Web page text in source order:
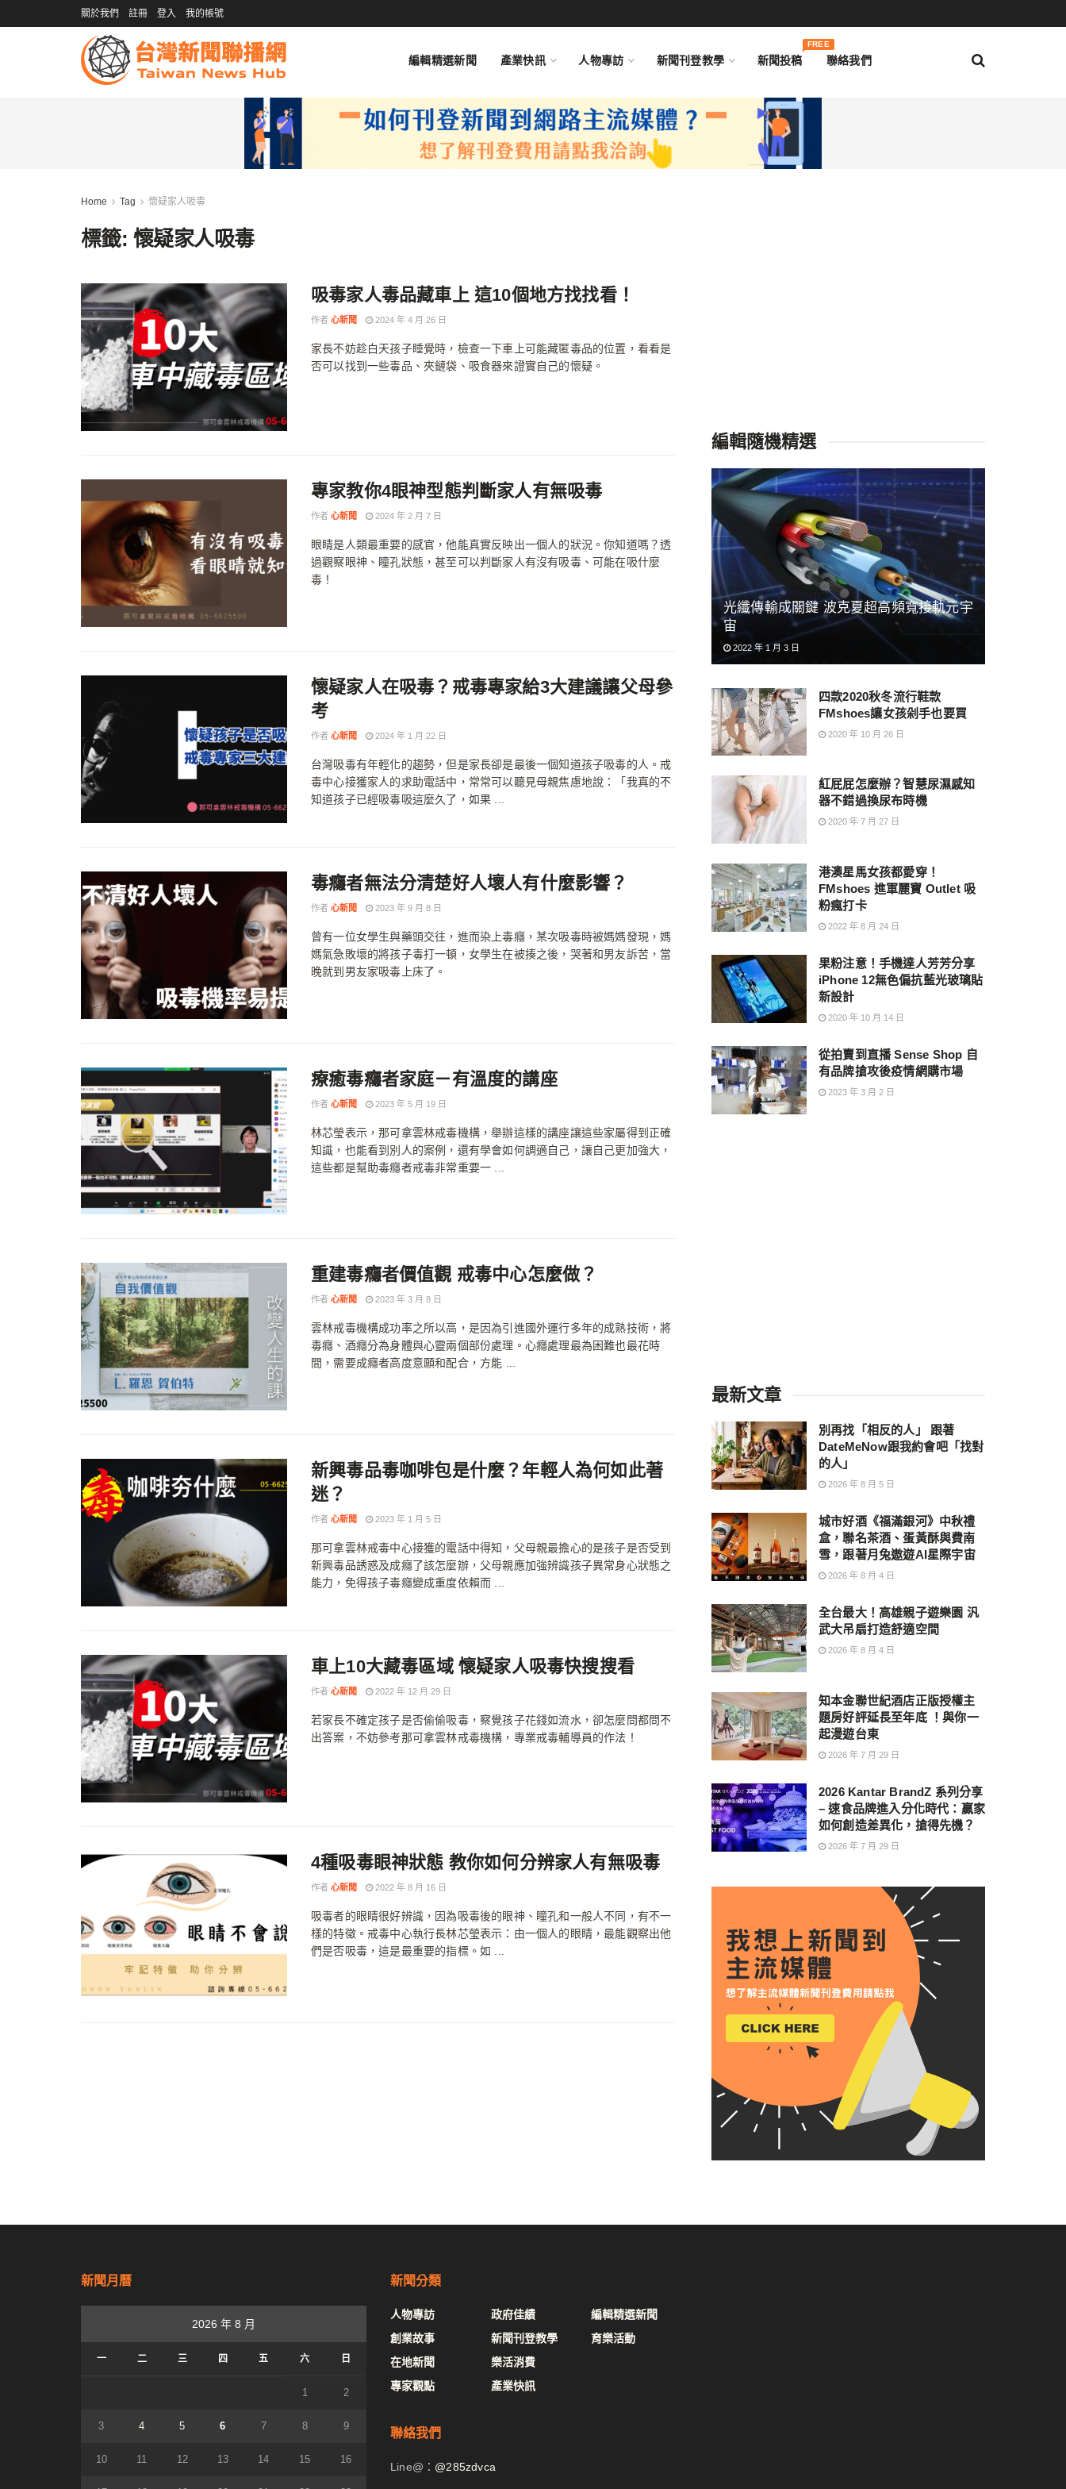
關於我們 註冊 登入 我的帳號
編輯精選新聞 產業快訊 人物專訪 新聞刊登教學 新聞投稿
FREE
聯絡我們
Home Tag 懷疑家人吸毒
標籤: 懷疑家人吸毒
吸毒家人毒品藏車上 這10個地方找找看！
作者 心新聞 2024 年 4 月 26 日
家長不妨趁白天孩子睡覺時，檢查一下車上可能藏匿毒品的位置，看看是
否可以找到一些毒品、夾鏈袋、吸食器來證實自己的懷疑。
專家教你4眼神型態判斷家人有無吸毒
作者 心新聞 2024 年 2 月 7 日
眼睛是人類最重要的感官，他能真實反映出一個人的狀況。你知道嗎？透
過觀察眼神、瞳孔狀態，甚至可以判斷家人有沒有吸毒、可能在吸什麼
毒！
懷疑家人在吸毒？戒毒專家給3大建議讓父母參
考
作者 心新聞 2024 年 1 月 22 日
台灣吸毒有年輕化的趨勢，但是家長卻是最後一個知道孩子吸毒的人。戒
毒中心接獲家人的求助電話中，常常可以聽見母親焦慮地說：「我真的不
知道孩子已經吸毒吸這麼久了，如果 ...
毒癮者無法分清楚好人壞人有什麼影響？
作者 心新聞 2023 年 9 月 8 日
曾有一位女學生與藥頭交往，進而染上毒癮，某次吸毒時被媽媽發現，媽
媽氣急敗壞的將孩子毒打一頓，女學生在被揍之後，哭著和男友訴苦，當
晚就到男友家吸毒上床了。
療癒毒癮者家庭－有溫度的講座
作者 心新聞 2023 年 5 月 19 日
林芯瑩表示，那可拿雲林戒毒機構，舉辦這樣的講座讓這些家屬得到正確
知識，也能看到別人的案例，還有學會如何調適自己，讓自己更加強大，
這些都是幫助毒癮者戒毒非常重要一 ...
重建毒癮者價值觀 戒毒中心怎麼做？
作者 心新聞 2023 年 3 月 8 日
雲林戒毒機構成功率之所以高，是因為引進國外運行多年的成熟技術，將
毒癮、酒癮分為身體與心靈兩個部份處理。心癮處理最為困難也最花時
間，需要成癮者高度意願和配合，方能 ...
新興毒品毒咖啡包是什麼？年輕人為何如此著
迷？
作者 心新聞 2023 年 1 月 5 日
那可拿雲林戒毒中心接獲的電話中得知，父母親最擔心的是孩子是否受到
新興毒品誘惑及成癮了該怎麼辦，父母親應加強辨識孩子異常身心狀態之
能力，免得孩子毒癮變成重度依賴而 ...
車上10大藏毒區域 懷疑家人吸毒快搜搜看
作者 心新聞 2022 年 12 月 29 日
若家長不確定孩子是否偷偷吸毒，察覺孩子花錢如流水，卻怎麼問都問不
出答案，不妨參考那可拿雲林戒毒機構，專業戒毒輔導員的作法！
4種吸毒眼神狀態 教你如何分辨家人有無吸毒
作者 心新聞 2022 年 8 月 16 日
吸毒者的眼睛很好辨識，因為吸毒後的眼神、瞳孔和一般人不同，有不一
樣的特徵。戒毒中心執行長林芯瑩表示：由一個人的眼睛，最能觀察出他
們是否吸毒，這是最重要的指標。如 ...
編輯隨機精選
光纖傳輸成關鍵 波克夏超高頻寬接軌元宇
宙
2022 年 1 月 3 日
四款2020秋冬流行鞋款
FMshoes讓女孩剁手也要買
2020 年 10 月 26 日
紅屁屁怎麼辦？智慧尿濕感知
器不錯過換尿布時機
2020 年 7 月 27 日
港澳星馬女孩都愛穿！
FMshoes 進軍麗寶 Outlet 吸
粉瘋打卡
2022 年 8 月 24 日
果粉注意！手機達人芳芳分享
iPhone 12無色偏抗藍光玻璃貼
新設計
2020 年 10 月 14 日
從拍賣到直播 Sense Shop 自
有品牌搶攻後疫情網購市場
2023 年 3 月 2 日
最新文章
別再找「相反的人」 跟著
DateMeNow跟我約會吧「找對
的人」
2026 年 8 月 5 日
城市好酒《福滿銀河》中秋禮
盒，聯名茶酒、蛋黃酥與費南
雪，跟著月兔遨遊AI星際宇宙
2026 年 8 月 4 日
全台最大！高雄親子遊樂園 汎
武大吊扇打造舒適空間
2026 年 8 月 4 日
知本金聯世紀酒店正版授權主
題房好評延長至年底 ！與你一
起漫遊台東
2026 年 7 月 29 日
2026 Kantar BrandZ 系列分享
– 速食品牌進入分化時代：贏家
如何創造差異化，搶得先機？
2026 年 7 月 29 日
新聞月曆
2026 年 8 月
一 二 三 四 五 六 日
1 2
3 4 5 6 7 8 9
10 11 12 13 14 15 16
新聞分類
人物專訪
創業故事
在地新聞
專家觀點
政府佳績
新聞刊登教學
樂活消費
產業快訊
編輯精選新聞
育樂活動
聯絡我們
Line@： @285zdvca